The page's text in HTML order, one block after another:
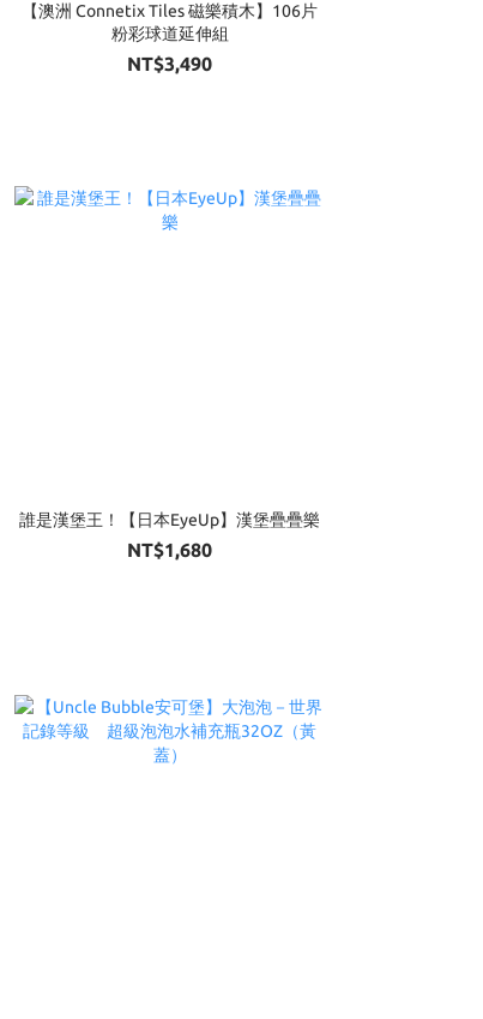
【澳洲 Connetix Tiles 磁樂積木】106片
粉彩球道延伸組
NT$3,490
誰是漢堡王！【日本EyeUp】漢堡疊疊樂
NT$1,680